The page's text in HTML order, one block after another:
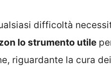
difficoltà
lo strumento utile
riguardante la cura